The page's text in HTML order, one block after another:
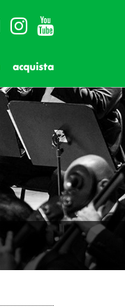
acquista